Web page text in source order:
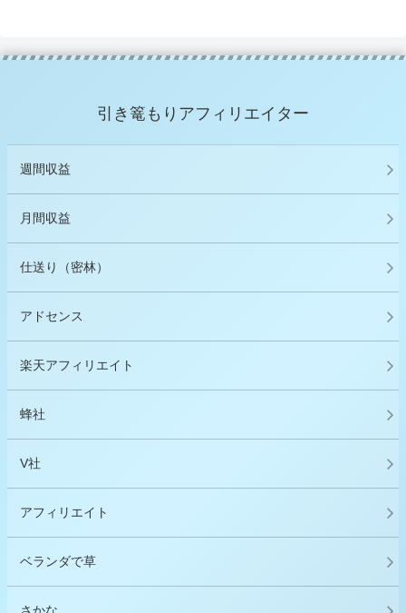
引き篭もりアフィリエイター
週間収益
月間収益
仕送り（密林）
アドセンス
楽天アフィリエイト
蜂社
V社
アフィリエイト
ベランダで草
さかな